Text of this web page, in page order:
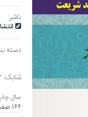
ناشر:
دسته
شابک:
سال
۱۶۶ صفحه - وزيري (شوميز) - چاپ ۱